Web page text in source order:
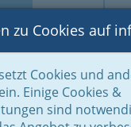
Suche
zu Cookies auf
Cookies und
Einige Cookies &
sind
Gewerbe, Handwerk,
Gliederung der WKO
Gesundheitsberufe der